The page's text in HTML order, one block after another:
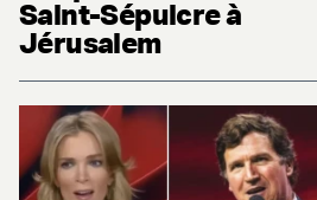
Saint-Sépulcre à
Jérusalem